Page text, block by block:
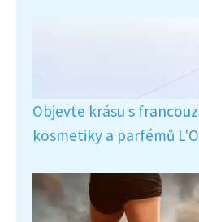
Objevte krásu s
kosmetiky a parfémů